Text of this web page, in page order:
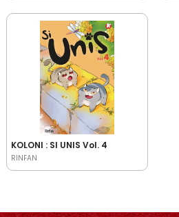
KOLONI : SI UNIS Vol. 4
RINFAN